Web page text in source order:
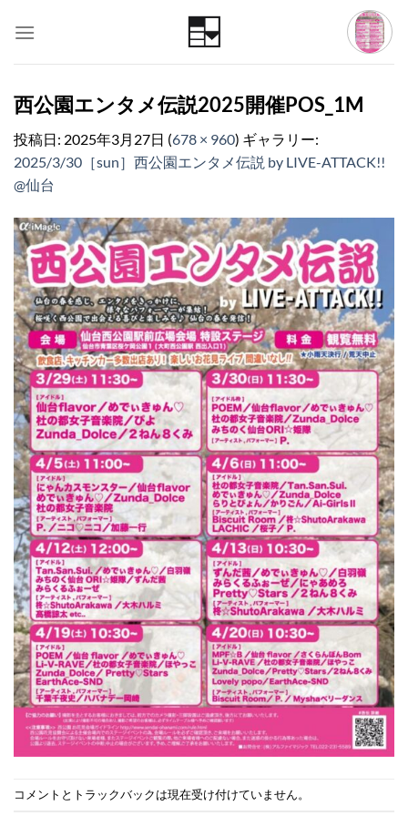
西公園エンタメ伝説2025開催POS_1M
投稿日: 2025年3月27日 (678 × 960) ギャラリー:
2025/3/30［sun］西公園エンタメ伝説 by LIVE-ATTACK!!
@仙台
コメントとトラックバックは現在受け付けていません。